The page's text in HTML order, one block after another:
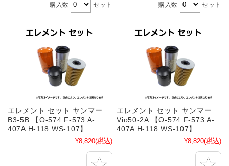
購入数 セット 購入数 セット
エレメント セット ヤンマー
B3-5B 【O-574 F-573 A-
407A H-118 WS-107】
¥8,820(税込)
エレメント セット ヤンマー
Vio50-2A 【O-574 F-573 A-
407A H-118 WS-107】
¥8,820(税込)